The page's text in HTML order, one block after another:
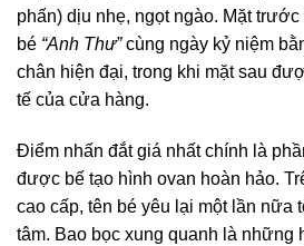
phấn) dịu nhẹ, ngọt ngào. Mặt
bé “Anh Thư”cùng ngày kỷ niệm
chân hiện đại, trong khi mặt sau
tế của cửa hàng.
Điểm nhấn đắt giá nhất chính là
được bế tạo hình ovan hoàn hảo.
cao cấp, tên bé yêu lại một lần nữa
tâm. Bao bọc xung quanh là những